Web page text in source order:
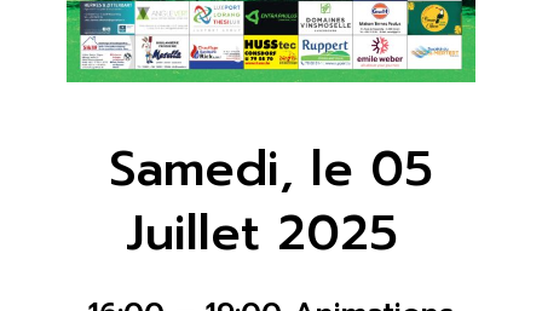
Samedi, le 05
Juillet 2025